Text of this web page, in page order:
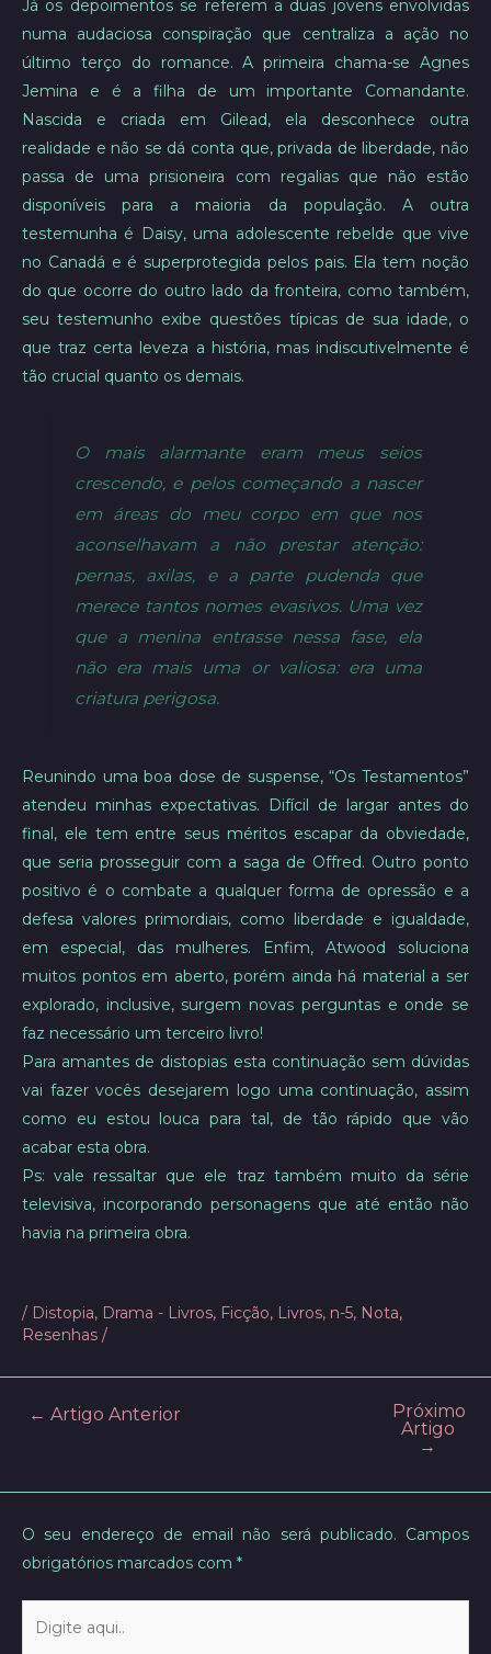
Já os depoimentos se referem a duas jovens envolvidas
numa audaciosa conspiração que centraliza a ação no
último terço do romance. A primeira chama-se Agnes
Jemina e é a filha de um importante Comandante.
Nascida e criada em Gilead, ela desconhece outra
realidade e não se dá conta que, privada de liberdade, não
passa de uma prisioneira com regalias que não estão
disponíveis para a maioria da população. A outra
testemunha é Daisy, uma adolescente rebelde que vive
no Canadá e é superprotegida pelos pais. Ela tem noção
do que ocorre do outro lado da fronteira, como também,
seu testemunho exibe questões típicas de sua idade, o
que traz certa leveza a história, mas indiscutivelmente é
tão crucial quanto os demais.
O mais alarmante eram meus seios
crescendo, e pelos começando a nascer
em áreas do meu corpo em que nos
aconselhavam a não prestar atenção:
pernas, axilas, e a parte pudenda que
merece tantos nomes evasivos. Uma vez
que a menina entrasse nessa fase, ela
não era mais uma or valiosa: era uma
criatura perigosa.
Reunindo uma boa dose de suspense, “Os Testamentos”
atendeu minhas expectativas. Difícil de largar antes do
final, ele tem entre seus méritos escapar da obviedade,
que seria prosseguir com a saga de Offred. Outro ponto
positivo é o combate a qualquer forma de opressão e a
defesa valores primordiais, como liberdade e igualdade,
em especial, das mulheres. Enfim, Atwood soluciona
muitos pontos em aberto, porém ainda há material a ser
explorado, inclusive, surgem novas perguntas e onde se
faz necessário um terceiro livro!
Para amantes de distopias esta continuação sem dúvidas
vai fazer vocês desejarem logo uma continuação, assim
como eu estou louca para tal, de tão rápido que vão
acabar esta obra.
Ps: vale ressaltar que ele traz também muito da série
televisiva, incorporando personagens que até então não
havia na primeira obra.
/ Distopia, Drama - Livros, Ficção, Livros, n-5, Nota,
Resenhas /
Post← Artigo Anterior
Próximo
Artigo
→
O seu endereço de email não será publicado. Campos
obrigatórios marcados com *
aqui..